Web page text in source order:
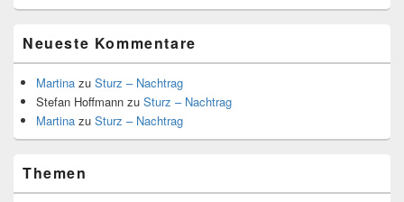
Neueste Kommentare
Martina zu Sturz – Nachtrag
Stefan Hoffmann zu Sturz – Nachtrag
Martina zu Sturz – Nachtrag
Themen